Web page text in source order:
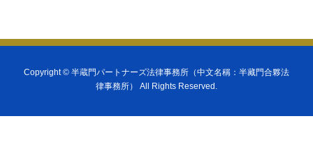
Copyright © 半蔵門パートナーズ法律事務所（中文名稱：半藏門合夥法
律事務所）
All Rights Reserved.